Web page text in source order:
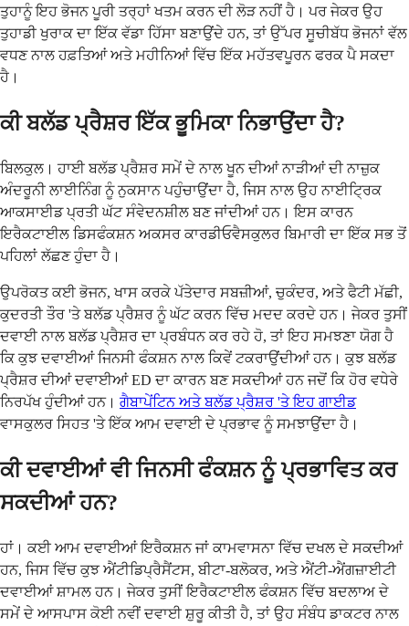
ਤੁਹਾਨੂੰ ਇਹ ਭੋਜਨ ਪੂਰੀ ਤਰ੍ਹਾਂ ਖਤਮ ਕਰਨ ਦੀ ਲੋੜ ਨਹੀਂ ਹੈ। ਪਰ ਜੇਕਰ ਉਹ
ਤੁਹਾਡੀ ਖੁਰਾਕ ਦਾ ਇੱਕ ਵੱਡਾ ਹਿੱਸਾ ਬਣਾਉਂਦੇ ਹਨ, ਤਾਂ ਉੱਪਰ ਸੂਚੀਬੱਧ ਭੋਜਨਾਂ ਵੱਲ
ਵਧਣ ਨਾਲ ਹਫ਼ਤਿਆਂ ਅਤੇ ਮਹੀਨਿਆਂ ਵਿੱਚ ਇੱਕ ਮਹੱਤਵਪੂਰਨ ਫਰਕ ਪੈ ਸਕਦਾ
ਹੈ।
ਕੀ ਬਲੱਡ ਪ੍ਰੈਸ਼ਰ ਇੱਕ ਭੂਮਿਕਾ ਨਿਭਾਉਂਦਾ ਹੈ?
ਬਿਲਕੁਲ। ਹਾਈ ਬਲੱਡ ਪ੍ਰੈਸ਼ਰ ਸਮੇਂ ਦੇ ਨਾਲ ਖੂਨ ਦੀਆਂ ਨਾੜੀਆਂ ਦੀ ਨਾਜ਼ੁਕ
ਅੰਦਰੂਨੀ ਲਾਈਨਿੰਗ ਨੂੰ ਨੁਕਸਾਨ ਪਹੁੰਚਾਉਂਦਾ ਹੈ, ਜਿਸ ਨਾਲ ਉਹ ਨਾਈਟ੍ਰਿਕ
ਆਕਸਾਈਡ ਪ੍ਰਤੀ ਘੱਟ ਸੰਵੇਦਨਸ਼ੀਲ ਬਣ ਜਾਂਦੀਆਂ ਹਨ। ਇਸ ਕਾਰਨ
ਇਰੈਕਟਾਈਲ ਡਿਸਫੰਕਸ਼ਨ ਅਕਸਰ ਕਾਰਡੀਓਵੈਸਕੁਲਰ ਬਿਮਾਰੀ ਦਾ ਇੱਕ ਸਭ ਤੋਂ
ਪਹਿਲਾਂ ਲੱਛਣ ਹੁੰਦਾ ਹੈ।
ਉਪਰੋਕਤ ਕਈ ਭੋਜਨ, ਖਾਸ ਕਰਕੇ ਪੱਤੇਦਾਰ ਸਬਜ਼ੀਆਂ, ਚੁਕੰਦਰ, ਅਤੇ ਫੈਟੀ ਮੱਛੀ,
ਕੁਦਰਤੀ ਤੌਰ 'ਤੇ ਬਲੱਡ ਪ੍ਰੈਸ਼ਰ ਨੂੰ ਘੱਟ ਕਰਨ ਵਿੱਚ ਮਦਦ ਕਰਦੇ ਹਨ। ਜੇਕਰ ਤੁਸੀਂ
ਦਵਾਈ ਨਾਲ ਬਲੱਡ ਪ੍ਰੈਸ਼ਰ ਦਾ ਪ੍ਰਬੰਧਨ ਕਰ ਰਹੇ ਹੋ, ਤਾਂ ਇਹ ਸਮਝਣਾ ਯੋਗ ਹੈ
ਕਿ ਕੁਝ ਦਵਾਈਆਂ ਜਿਨਸੀ ਫੰਕਸ਼ਨ ਨਾਲ ਕਿਵੇਂ ਟਕਰਾਉਂਦੀਆਂ ਹਨ। ਕੁਝ ਬਲੱਡ
ਪ੍ਰੈਸ਼ਰ ਦੀਆਂ ਦਵਾਈਆਂ ED ਦਾ ਕਾਰਨ ਬਣ ਸਕਦੀਆਂ ਹਨ ਜਦੋਂ ਕਿ ਹੋਰ ਵਧੇਰੇ
ਨਿਰਪੱਖ ਹੁੰਦੀਆਂ ਹਨ। ਗੈਬਾਪੇਂਟਿਨ ਅਤੇ ਬਲੱਡ ਪ੍ਰੈਸ਼ਰ 'ਤੇ ਇਹ ਗਾਈਡ
ਵਾਸਕੁਲਰ ਸਿਹਤ 'ਤੇ ਇੱਕ ਆਮ ਦਵਾਈ ਦੇ ਪ੍ਰਭਾਵ ਨੂੰ ਸਮਝਾਉਂਦਾ ਹੈ।
ਕੀ ਦਵਾਈਆਂ ਵੀ ਜਿਨਸੀ ਫੰਕਸ਼ਨ ਨੂੰ ਪ੍ਰਭਾਵਿਤ ਕਰ
ਸਕਦੀਆਂ ਹਨ?
ਹਾਂ। ਕਈ ਆਮ ਦਵਾਈਆਂ ਇਰੈਕਸ਼ਨ ਜਾਂ ਕਾਮਵਾਸਨਾ ਵਿੱਚ ਦਖਲ ਦੇ ਸਕਦੀਆਂ
ਹਨ, ਜਿਸ ਵਿੱਚ ਕੁਝ ਐਂਟੀਡਿਪ੍ਰੈਸੈਂਟਸ, ਬੀਟਾ-ਬਲੋਕਰ, ਅਤੇ ਐਂਟੀ-ਐਂਗਜ਼ਾਈਟੀ
ਦਵਾਈਆਂ ਸ਼ਾਮਲ ਹਨ। ਜੇਕਰ ਤੁਸੀਂ ਇਰੈਕਟਾਈਲ ਫੰਕਸ਼ਨ ਵਿੱਚ ਬਦਲਾਅ ਦੇ
ਸਮੇਂ ਦੇ ਆਸਪਾਸ ਕੋਈ ਨਵੀਂ ਦਵਾਈ ਸ਼ੁਰੂ ਕੀਤੀ ਹੈ, ਤਾਂ ਉਹ ਸੰਬੰਧ ਡਾਕਟਰ ਨਾਲ